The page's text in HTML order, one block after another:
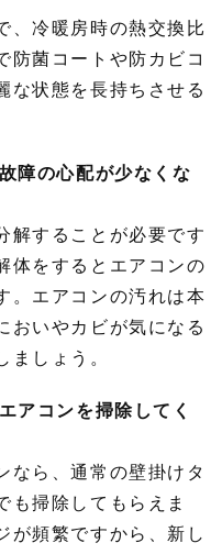
、冷暖房時の熱交換比
防菌コートや防カビコ
な状態を長持ちさせる
障の心配が少なくな
解することが必要です
体をするとエアコンの
。エアコンの汚れは本
おいやカビが気になる
ましょう。
アコンを掃除してく
なら、通常の壁掛けタ
も掃除してもらえま
が頻繁ですから、新し